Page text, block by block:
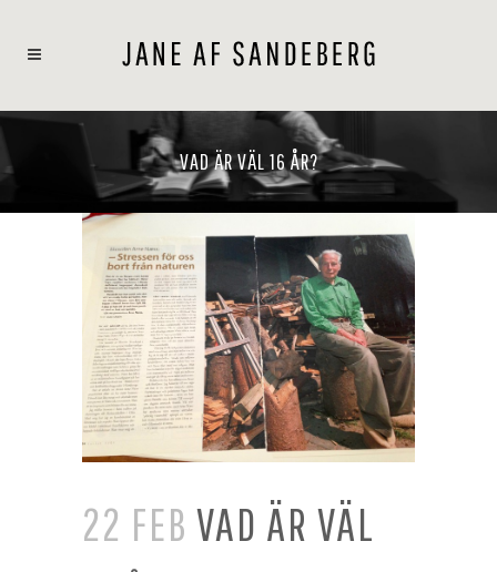
VAD ÄR VÄL 16 ÅR?
22 FEB VAD ÄR VÄL